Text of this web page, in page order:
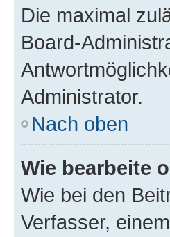
Die maximal
Board-
Administrator.
Nach oben
Wie bearbeite
Wie bei den
Verfasser,